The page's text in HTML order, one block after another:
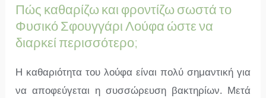
Πώς καθαρίζω και φροντίζω σωστά το
Φυσικό Σφουγγάρι Λούφα ώστε να
διαρκεί περισσότερο;
Η καθαριότητα του λούφα είναι πολύ σημαντική για
να αποφεύγεται η συσσώρευση βακτηρίων. Μετά